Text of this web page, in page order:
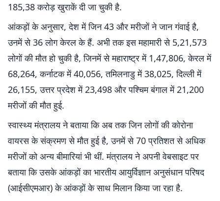
185,38 करोड़ खुराकें दी जा चुकी है.
आंकड़ों के अनुसार, देश में जिन 43 और मरीजों ने जान गंवाई है,
उनमें से 36 लोग केरल के हैं. अभी तक इस महामारी से 5,21,573
लोगों की मौत हो चुकी है, जिनमें से महाराष्ट्र में 1,47,806, केरल में
68,264, कर्नाटक में 40,056, तमिलनाडु में 38,025, दिल्ली में
26,155, उत्तर प्रदेश में 23,498 और पश्चिम बंगाल में 21,200
मरीजों की मौत हुई.
स्वास्थ्य मंत्रालय ने बताया कि अब तक जिन लोगों की कोरोना
वायरस के संक्रमण से मौत हुई है, उनमें से 70 प्रतिशत से अधिक
मरीजों को अन्य बीमारियां भी थीं. मंत्रालय ने अपनी वेबसाइट पर
बताया कि उसके आंकड़ों का भारतीय आयुर्विज्ञान अनुसंधान परिषद
(आईसीएमआर) के आंकड़ों के साथ मिलान किया जा रहा है.